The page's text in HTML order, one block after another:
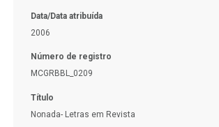
Data/Data atribuída
2006
Número de registro
MCGRBBL_0209
Título
Nonada- Letras em Revista